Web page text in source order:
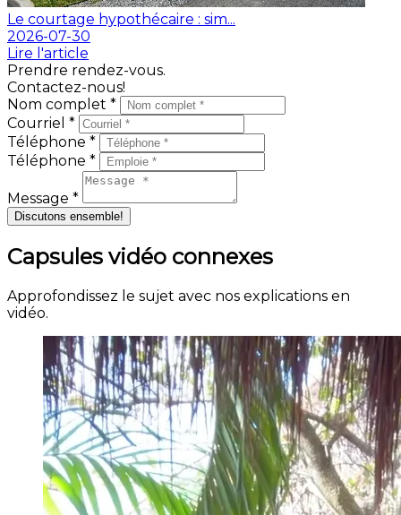
Le courtage hypothécaire : sim...
2026-07-30
Lire l'article
Prendre rendez-vous.
Contactez-nous!
Nom complet *
Courriel *
Téléphone *
Téléphone *
Message *
Discutons ensemble!
Capsules vidéo connexes
Approfondissez le sujet avec nos explications en
vidéo.